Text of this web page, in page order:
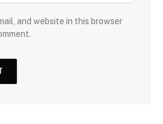
and website in this browser